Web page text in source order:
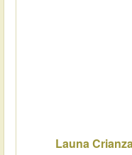
Launa